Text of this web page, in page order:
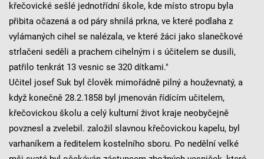
křečovické sešlé jednotřídní škole, kde místo stropu byla
přibita očazená a od páry shnilá prkna, ve které podlaha z
vylámaných cihel se nalézala, ve které žáci jako slanečkové
strlačeni seděli a prachem cihelným i s účitelem se dusili,
patřilo tenkrát 13 vesnic se 320 dítkami."
Učitel josef Suk byl člověk mimořádně pilný a houževnatý, a
když konečně 28.2.1858 byl jmenován řídícím učitelem,
křečovickou školu a celý kulturní život kraje neobyčejně
povznesl a zvelebil. založil slavnou křečovickou kapelu, byl
varhaníkem a ředitelem kostelního sboru. Po nedělní velké